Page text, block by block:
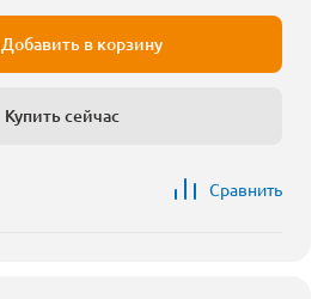
Добавить в корзину
Купить сейчас
Сравнить